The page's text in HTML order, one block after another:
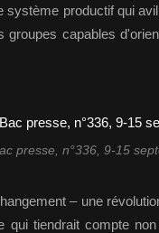
système productif qui
groupes capables
presse, n°336, 9-15
– une
qui tiendrait compte